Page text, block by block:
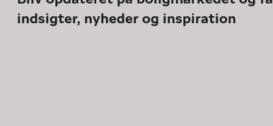
indsigter, nyheder og inspiration